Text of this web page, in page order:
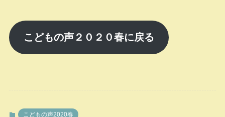
こどもの声２０２０春に戻る
こどもの声2020春